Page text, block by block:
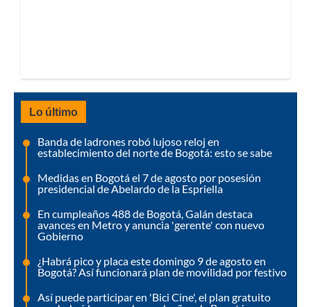
Lo último
Banda de ladrones robó lujoso reloj en
establecimiento del norte de Bogotá: esto se sabe
Medidas en Bogotá el 7 de agosto por posesión
presidencial de Abelardo de la Espriella
En cumpleaños 488 de Bogotá, Galán destaca
avances en Metro y anuncia 'gerente' con nuevo
Gobierno
¿Habrá pico y placa este domingo 9 de agosto en
Bogotá? Así funcionará plan de movilidad por festivo
Así puede participar en 'Bici Cine', el plan gratuito